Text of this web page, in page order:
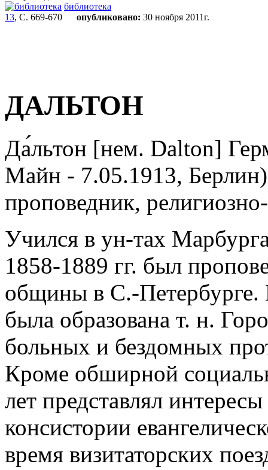
библиотека
13, С. 669-670 опубликовано: 30 ноября 2011г.
ДАЛЬТОН
Да́льтон [нем. Dalton]
Майн - 7.05.1913,
проповедник,
Учился в ун-тах
1858-1889 гг. был
общины в С.-Петербурге.
была образована т. н.
больных и бездомных
Кроме обширной
лет представлял
консистории
время визитаторских